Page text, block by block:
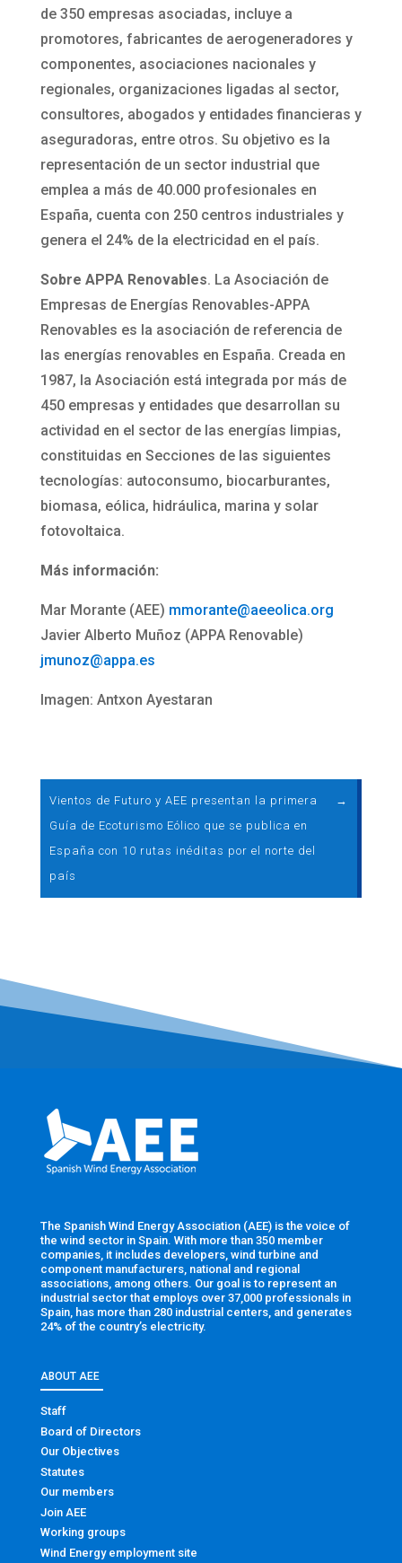
de 350 empresas asociadas, incluye a
promotores, fabricantes de aerogeneradores y
componentes, asociaciones nacionales y
regionales, organizaciones ligadas al sector,
consultores, abogados y entidades financieras y
aseguradoras, entre otros. Su objetivo es la
representación de un sector industrial que
emplea a más de 40.000 profesionales en
España, cuenta con 250 centros industriales y
genera el 24% de la electricidad en el país.
Sobre APPA Renovables. La Asociación de
Empresas de Energías Renovables-APPA
Renovables es la asociación de referencia de
las energías renovables en España. Creada en
1987, la Asociación está integrada por más de
450 empresas y entidades que desarrollan su
actividad en el sector de las energías limpias,
constituidas en Secciones de las siguientes
tecnologías: autoconsumo, biocarburantes,
biomasa, eólica, hidráulica, marina y solar
fotovoltaica.
Más información:
Mar Morante (AEE) mmorante@aeeolica.org
Javier Alberto Muñoz (APPA Renovable)
jmunoz@appa.es
Imagen: Antxon Ayestaran
Vientos de Futuro y AEE presentan la primera
Guía de Ecoturismo Eólico que se publica en
España con 10 rutas inéditas por el norte del
país
→
The Spanish Wind Energy Association (AEE) is the voice of
the wind sector in Spain. With more than 350 member
companies, it includes developers, wind turbine and
component manufacturers, national and regional
associations, among others. Our goal is to represent an
industrial sector that employs over 37,000 professionals in
Spain, has more than 280 industrial centers, and generates
24% of the country’s electricity.
ABOUT AEE
Staff
Board of Directors
Our Objectives
Statutes
Our members
Join AEE
Working groups
Wind Energy employment site